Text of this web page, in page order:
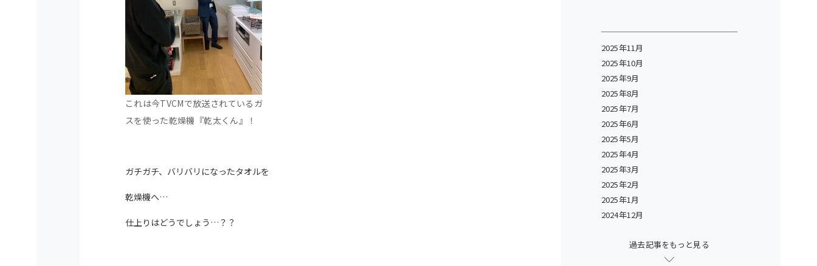
これは今TVCMで放送されているガ
スを使った乾燥機『乾太くん』！
ガチガチ、バリバリになったタオルを
乾燥機へ…
仕上りはどうでしょう…？？
2025年11月
2025年10月
2025年9月
2025年8月
2025年7月
2025年6月
2025年5月
2025年4月
2025年3月
2025年2月
2025年1月
2024年12月
過去記事をもっと見る